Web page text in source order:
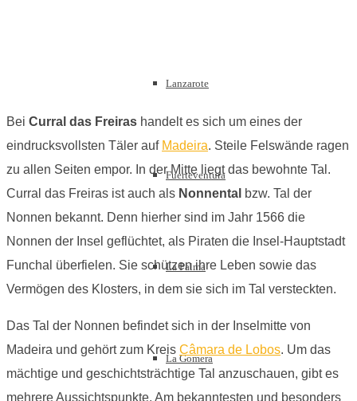
Lanzarote
Fuerteventura
La Palma
La Gomera
Bei Curral das Freiras handelt es sich um eines der
eindrucksvollsten Täler auf Madeira. Steile Felswände ragen
zu allen Seiten empor. In der Mitte liegt das bewohnte Tal.
Curral das Freiras ist auch als Nonnental bzw. Tal der
Nonnen bekannt. Denn hierher sind im Jahr 1566 die
Nonnen der Insel geflüchtet, als Piraten die Insel-Hauptstadt
Funchal überfielen. Sie schützen ihre Leben sowie das
Vermögen des Klosters, in dem sie sich im Tal versteckten.
Das Tal der Nonnen befindet sich in der Inselmitte von
Madeira und gehört zum Kreis Câmara de Lobos. Um das
mächtige und geschichtsträchtige Tal anzuschauen, gibt es
mehrere Aussichtspunkte. Am bekanntesten und besonders